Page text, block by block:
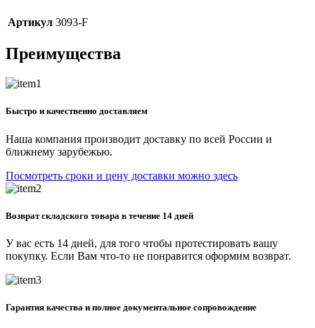
Артикул 3093-F
Преимущества
Быстро и качественно доставляем
Наша компания производит доставку по всей России и
ближнему зарубежью.
Посмотреть сроки и цену доставки можно здесь
Возврат складского товара в течение 14 дней
У вас есть 14 дней, для того чтобы протестировать вашу
покупку. Если Вам что-то не понравится оформим возврат.
Гарантия качества и полное документальное сопровождение